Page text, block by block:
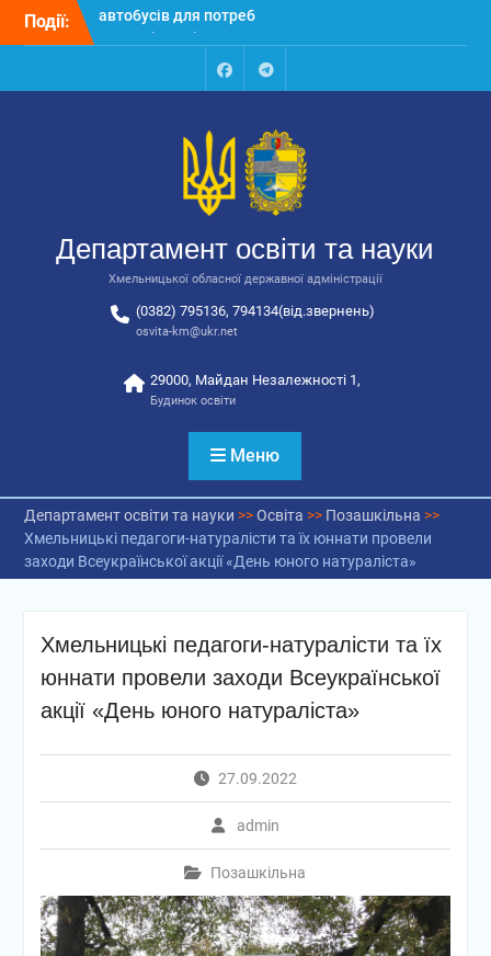
Перейти
Події:
Відбулося засідання
колегії Департаменту
освіти та науки обласної
державної адміністрації
відповідальних за
національно-патріотичне
автобусів для потреб
закладів освіти
FacebookTalegram
Департамент освіти та науки
Хмельницької обласної державної адміністрації
(0382) 795136, 794134(від.звернень)
osvita-km@ukr.net
29000, Майдан Незалежності 1,
Будинок освіти
Меню
Департамент освіти та науки >>Освіта >> Позашкільна >>
Хмельницькі педагоги-натуралісти та їх юннати провели
заходи Всеукраїнської акції «День юного натураліста»
Хмельницькі педагоги-натуралісти та їх
юннати провели заходи Всеукраїнської
акції «День юного натураліста»
27.09.2022
admin
Позашкільна